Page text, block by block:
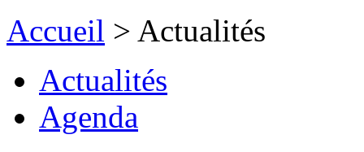
Accueil > Actualités
Actualités
Agenda